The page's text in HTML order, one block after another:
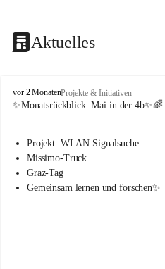
Aktuelles
V
o
s
s
c
vor 2 MonatenProjekte & Initiativen
✨Monatsrückblick: Mai in der 4b✨🌈
Projekt: WLAN Signalsuche
Missimo-Truck
Graz-Tag
Gemeinsam lernen und forschen✨